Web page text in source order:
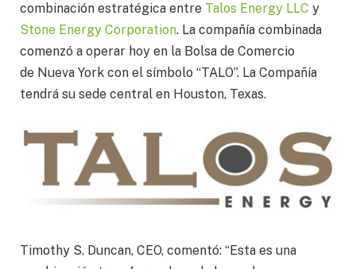
combinación estratégica entre Talos Energy LLC y
Stone Energy Corporation. La compañía combinada
comenzó a operar hoy en la Bolsa de Comercio
de Nueva York con el símbolo “TALO”. La Compañía
tendrá su sede central en Houston, Texas.
Timothy S. Duncan, CEO, comentó: “Esta es una